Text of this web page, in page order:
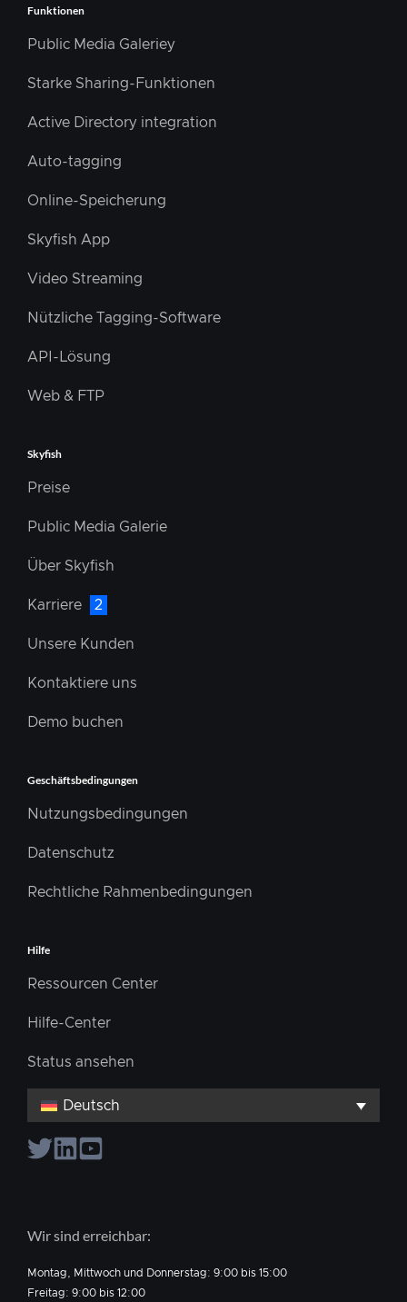
Funktionen
Public Media Galeriey
Starke Sharing-Funktionen
Active Directory integration
Auto-tagging
Online-Speicherung
Skyfish App
Video Streaming
Nützliche Tagging-Software
API-Lösung
Web & FTP
Skyfish
Preise
Public Media Galerie
Über Skyfish
Karriere 2
Unsere Kunden
Kontaktiere uns
Demo buchen
Geschäftsbedingungen
Nutzungsbedingungen
Datenschutz
Rechtliche Rahmenbedingungen
Hilfe
Ressourcen Center
Hilfe-Center
Status ansehen
Deutsch
Wir sind erreichbar:
Montag, Mittwoch und Donnerstag: 9:00 bis 15:00
Freitag: 9:00 bis 12:00